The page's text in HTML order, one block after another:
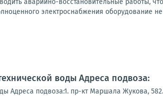
аварийно-восстановительные работы,
электроснабжения оборудование
воды Адреса подвоза:
подвоза:1. пр-кт Маршала Жукова, 582.